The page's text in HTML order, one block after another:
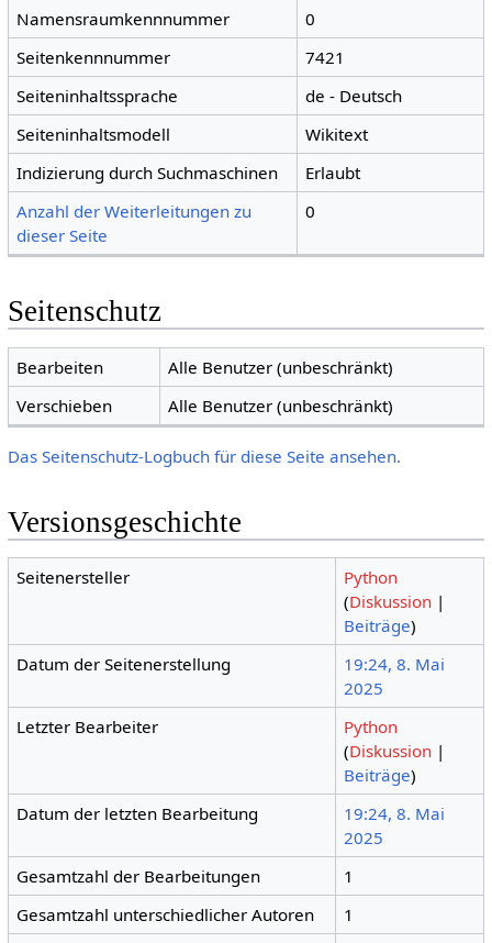
Namensraumkennnummer
0
Seitenkennnummer
7421
Seiteninhaltssprache
de - Deutsch
Seiteninhaltsmodell
Wikitext
Indizierung durch Suchmaschinen
Erlaubt
Anzahl der Weiterleitungen zu
dieser Seite
0
Seitenschutz
Bearbeiten
Alle Benutzer (unbeschränkt)
Verschieben
Alle Benutzer (unbeschränkt)
Das Seitenschutz-Logbuch für diese Seite ansehen.
Versionsgeschichte
Seitenersteller
Python
(Diskussion |
Beiträge)
Datum der Seitenerstellung
19:24, 8. Mai
2025
Letzter Bearbeiter
Python
(Diskussion |
Beiträge)
Datum der letzten Bearbeitung
19:24, 8. Mai
2025
Gesamtzahl der Bearbeitungen
1
Gesamtzahl unterschiedlicher Autoren
1